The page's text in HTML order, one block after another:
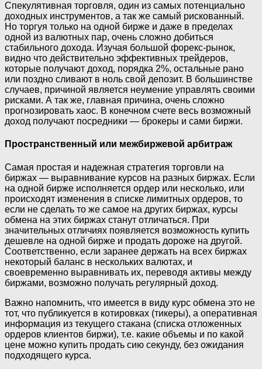
Спекулятивная торговля, один из самых потенциально
доходных инструментов, а так же самый рискованный.
Но торгуя только на одной бирже и даже в пределах
одной из валютных пар, очень сложно добиться
стабильного дохода. Изучая большой форекс-рынок,
видно что действительно эффективных трейдеров,
которые получают доход, порядка 2%, остальные рано
или поздно сливают в ноль свой депозит. В большинстве
случаев, причиной является неумение управлять своими
рисками. А так же, главная причина, очень сложно
прогнозировать хаос. В конечном счете весь возможный
доход получают посредники — брокеры и сами биржи.
Пространственный или межбиржевой арбитраж
Самая простая и надежная стратегия торговли на
биржах — выравнивание курсов на разных биржах. Если
на одной бирже исполняется ордер или несколько, или
происходят изменения в списке лимитных ордеров, то
если не сделать то же самое на других биржах, курсы
обмена на этих биржах станут отличаться. При
значительных отличиях появляется возможность купить
дешевле на одной бирже и продать дороже на другой.
Соответственно, если заранее держать на всех биржах
некоторый баланс в нескольких валютах, и
своевременно выравнивать их, переводя активы между
биржами, возможно получать регулярный доход.
Важно напомнить, что имеется в виду курс обмена это не
тот, что публикуется в котировках (тикеры), а оперативная
информация из текущего стакана (списка отложенных
ордеров клиентов биржи), т.е. какие объемы и по какой
цене можно купить продать сию секунду, без ожидания
подходящего курса.